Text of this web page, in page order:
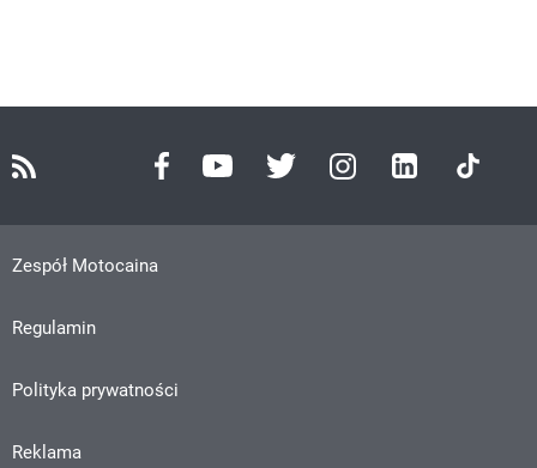
Zespół Motocaina
Regulamin
Polityka prywatności
Reklama